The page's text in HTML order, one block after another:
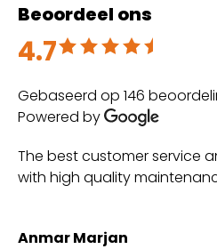
Beoordeel ons
4.7
Beoordeeld met 4.7 uit 5
Gebaseerd op 146
Powered by
The best customer service
with high quality
Anmar Marjan